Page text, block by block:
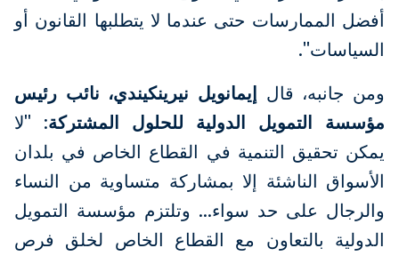
أفضل الممارسات حتى عندما لا يتطلبها القانون أو
السياسات".
ومن جانبه، قال إيمانويل نيرينكيندي، نائب رئيس
مؤسسة التمويل الدولية للحلول المشتركة: "لا
يمكن تحقيق التنمية في القطاع الخاص في بلدان
الأسواق الناشئة إلا بمشاركة متساوية من النساء
والرجال على حد سواء... وتلتزم مؤسسة التمويل
الدولية بالتعاون مع القطاع الخاص لخلق فرص